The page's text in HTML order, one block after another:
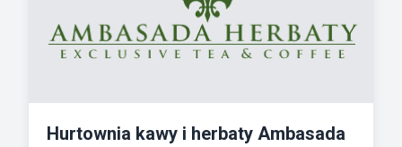
Hurtownia kawy i herbaty Ambasada